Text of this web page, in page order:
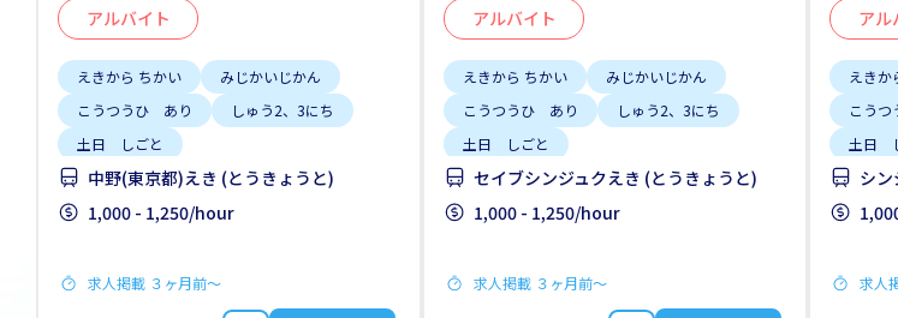
アルバイト
えきから ちかい
みじかいじかん
こうつうひ あり
しゅう2、3にち
土日 しごと
中野(東京都)えき (とうきょうと)
1,000 - 1,250/hour
求人掲載 ３ヶ月前〜
アルバイト
えきから ちかい
みじかいじかん
こうつうひ あり
しゅう2、3にち
土日 しごと
セイブシンジュクえき (とうきょうと)
1,000 - 1,250/hour
求人掲載 ３ヶ月前〜
アル
えきか
こう
土日
シ
求人